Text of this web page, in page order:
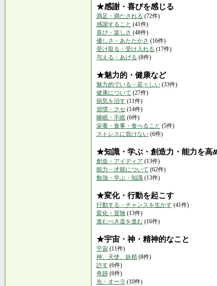
★感謝・喜びを感じる
満足・満たされる (72件)
感謝すること (41件)
喜び・楽しさ (48件)
優しさ・あたたかさ (16件)
受け取る・受け入れる (17件)
与える・あげる (8件)
★魅力的・健康など
魅力的でいる・若々しい (33件)
健康について (27件)
病気を治す (11件)
習慣・クセ (14件)
睡眠・不眠 (6件)
栄養・食事・食べること (5件)
ストレスに負けない (6件)
★知識・学ぶ・創造力・能力を高
創造・アイディア (13件)
能力・才能について (62件)
勉強・学ぶ・知識 (13件)
★変化・行動を起こす
行動する・チャンスを生かす (41件)
変化・冒険 (13件)
進むべき道を進む (16件)
★宇宙・神・精神的なこと
宇宙 (11件)
神、天使、妖精 (8件)
許す (6件)
奇跡 (6件)
光・オーラ (10件)